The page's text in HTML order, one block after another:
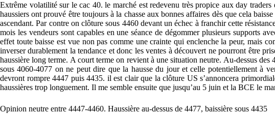
Extrême volatilité sur le cac 40. le marché est redevenu très propice aux day
haussiers ont prouvé être toujours à la chasse aux bonnes affaires dès que cela
ascendant. Par contre on clôture sous 4460 devant un échec à franchir cette
mois les vendeurs sont capables en une séance de dégommer plusieurs supports
effet toute baisse est vue non pas comme une crainte qui enclenche la peur, mais
inverser durablement la tendance et donc les ventes à découvert ne pourront être
haussière long terme. A court terme on revient à une situation neutre. Au-dessus
sous 4060-4077 on ne peut dire que la hausse du jour et celle potentiellement à
devront rompre 4447 puis 4435. il est clair que la clôture US s’annoncera
haussières trop longuement. Il me semble ensuite que jusqu’au 5 juin et la BCE le
Opinion neutre entre 4447-4460. Haussière au-dessus de 4477, baissière sous 4435